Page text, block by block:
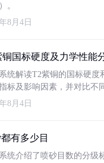
。
8月4日
铜国标硬度及力学性能
统解读T2紫铜的国标硬度
标及影响因素，并对比不
8月4日
有多少目
统介绍了喷砂目数的分级